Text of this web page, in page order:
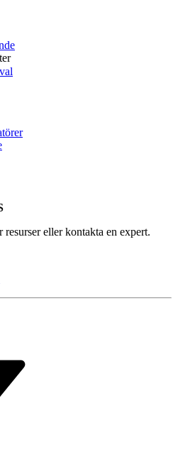
Rensa alla Klart
eller kontakta en expert.